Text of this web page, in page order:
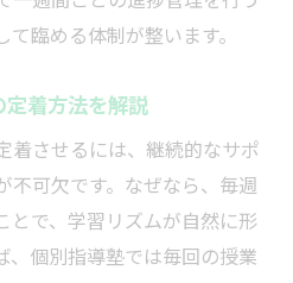
臨める体制が整います。
着方法を解説
着させるには、継続的なサポ
不可欠です。なぜなら、毎週
とで、学習リズムが自然に形
、個別指導塾では毎回の授業